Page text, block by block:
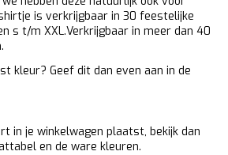
is verkrijgbaar in 30 feestelijke
s t/m XXL.Verkrijgbaar in meer dan 40
kleur? Geef dit dan even aan in de
in je winkelwagen plaatst, bekijk dan
en de ware kleuren.